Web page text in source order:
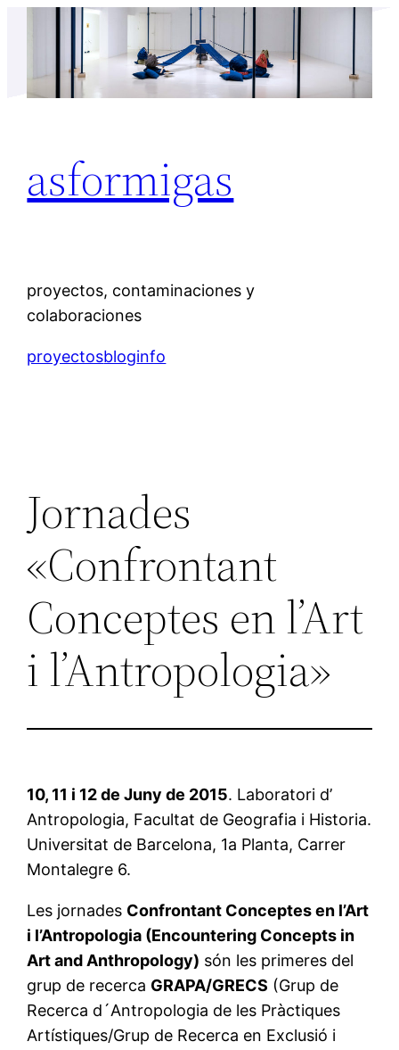
contenido
asformigas
proyectos, contaminaciones y
colaboraciones
proyectosbloginfo
Jornades
«Confrontant
Conceptes en l’Art
i l’Antropologia»
10, 11 i 12 de Juny de 2015. Laboratori d’
Antropologia, Facultat de Geografia i Historia.
Universitat de Barcelona, 1a Planta, Carrer
Montalegre 6.
Les jornades Confrontant Conceptes en l’Art
i l’Antropologia (Encountering Concepts in
Art and Anthropology) són les primeres del
grup de recerca GRAPA/GRECS (Grup de
Recerca d´Antropologia de les Pràctiques
Artístiques/Grup de Recerca en Exclusió i